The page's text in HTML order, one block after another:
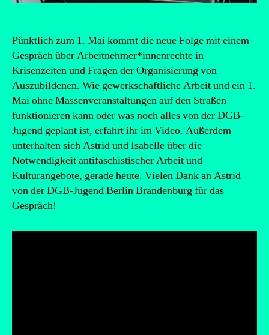
Pünktlich zum 1. Mai kommt die neue Folge mit einem
Gespräch über Arbeitnehmer*innenrechte in
Krisenzeiten und Fragen der Organisierung von
Auszubildenen. Wie gewerkschaftliche Arbeit und ein 1.
Mai ohne Massenveranstaltungen auf den Straßen
funktionieren kann oder was noch alles von der DGB-
Jugend geplant ist, erfahrt ihr im Video. Außerdem
unterhalten sich Astrid und Isabelle über die
Notwendigkeit antifaschistischer Arbeit und
Kulturangebote, gerade heute. Vielen Dank an Astrid
von der DGB-Jugend Berlin Brandenburg für das
Gespräch!